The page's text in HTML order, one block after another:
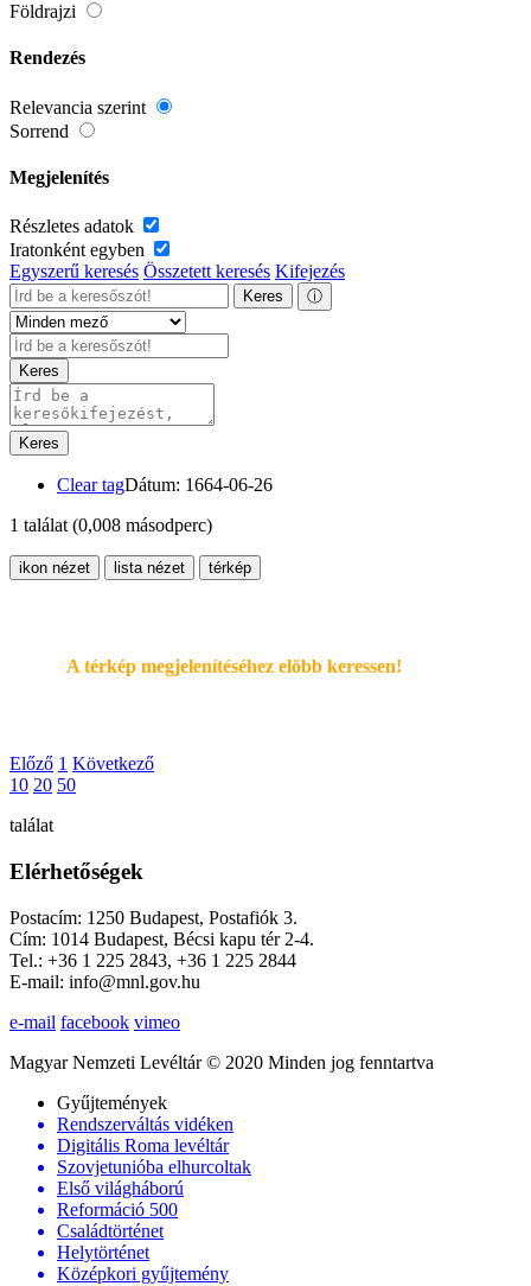
Földrajzi
Rendezés
Relevancia szerint
Sorrend
Megjelenítés
Részletes adatok
Iratonként egyben
Egyszerű keresés Összetett keresés Kifejezés
Keres ⓘ
Keres
Keres
Clear tagDátum: 1664-06-26
1 találat (0,008 másodperc)
ikon nézet lista nézet térkép
A térkép megjelenítéséhez elöbb keressen!
Előző 1 Következő
10 20 50
találat
Elérhetőségek
Postacím: 1250 Budapest, Postafiók 3.
Cím: 1014 Budapest, Bécsi kapu tér 2-4.
Tel.: +36 1 225 2843, +36 1 225 2844
E-mail: info@mnl.gov.hu
e-mail facebook vimeo
Magyar Nemzeti Levéltár © 2020 Minden jog fenntartva
Gyűjtemények
Rendszerváltás vidéken
Digitális Roma levéltár
Szovjetunióba elhurcoltak
Első világháború
Reformáció 500
Családtörténet
Helytörténet
Középkori gyűjtemény